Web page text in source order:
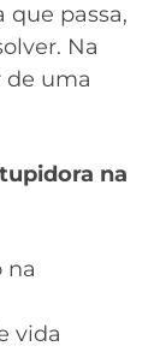
que passa,
Na
de uma
na
na
vida